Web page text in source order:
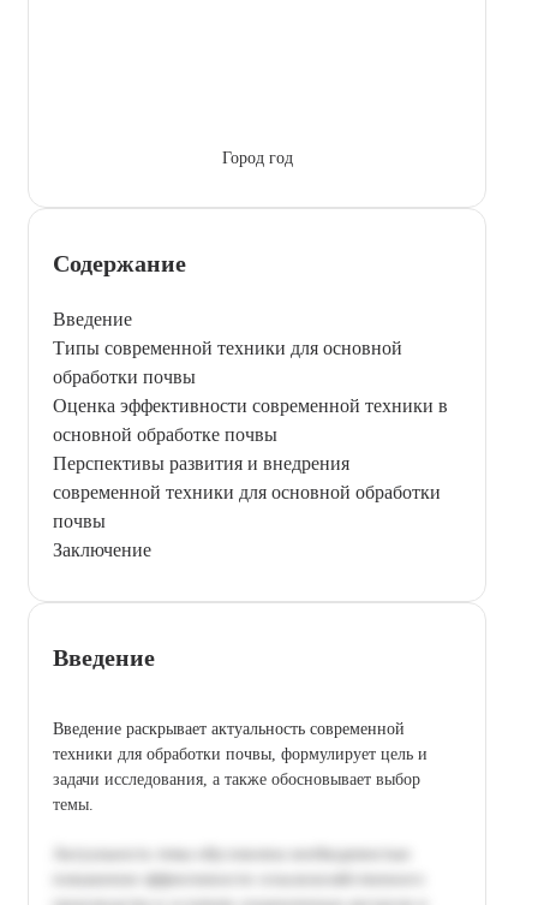
Город год
Содержание
Введение
Типы современной техники для основной
обработки почвы
Оценка эффективности современной техники в
основной обработке почвы
Перспективы развития и внедрения
современной техники для основной обработки
почвы
Заключение
Введение
Введение раскрывает актуальность современной
техники для обработки почвы, формулирует цель и
задачи исследования, а также обосновывает выбор
темы.